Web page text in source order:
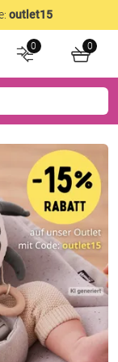
outlet15
0 0
kleiner
20 % Extra-
echte